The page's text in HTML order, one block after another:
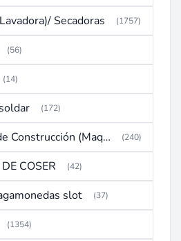
Secadoras (1757)
(56)
(14)
(172)
Maquinaria de Construcción (Maquinaria Pesada) (240)
COSER (42)
slot (37)
(1354)